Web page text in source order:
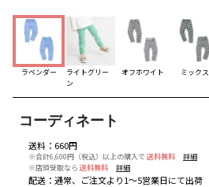
ラベンダー
ライトグリー
ン
オフホワイト ミックス
コーディネート
送料 ： 660円
※合計6,600円（税込）以上の購入で 送料無料
詳細
※店頭受取なら 送料無料 詳細
配送 ： 通常、ご注文より1～5営業日にて出荷